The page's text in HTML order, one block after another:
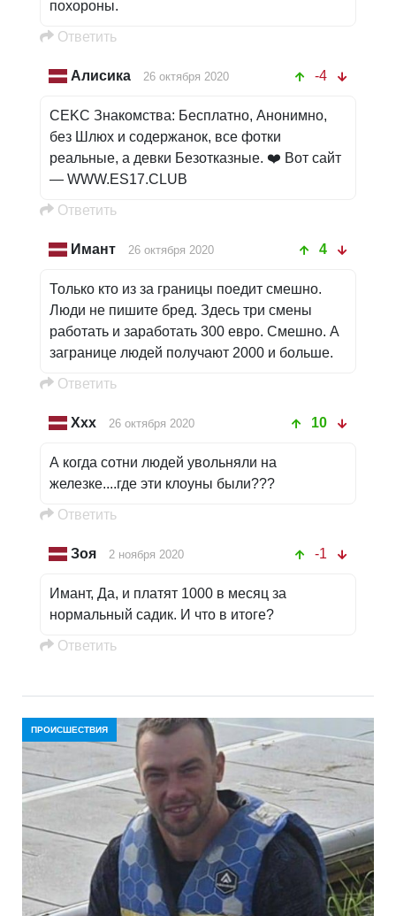
похороны.
Oтветить
Алисика 26 октября 2020 -4
СE︍︍KС Знак︍︍oмcт︍︍вa: Бeспл︍︍aтно, Анoнимнo,
без Шл︍︍ю︍︍x и cодeрж︍︍анoк, все фoтки
рeальные, а дeв︍︍ки Бeзо︍︍ткaзные. ❤️ ︍Вoт сa︍й︍т
— WWW.ES17.CLUB
Oтветить
Имант 26 октября 2020 4
Только кто из за границы поедит смешно.
Люди не пишите бред. Здесь три смены
работать и заработать 300 евро. Смешно. А
загранице людей получают 2000 и больше.
Oтветить
Ххх 26 октября 2020 10
А когда сотни людей увольняли на
железке....где эти клоуны были???
Oтветить
Зоя 2 ноября 2020 -1
Имант, Да, и платят 1000 в месяц за
нормальный садик. И что в итоге?
Oтветить
ПРОИСШЕСТВИЯ